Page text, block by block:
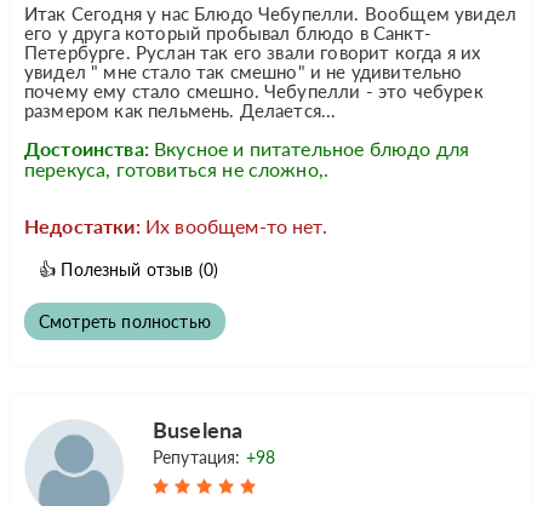
Итак Сегодня у нас Блюдо Чебупелли. Вообщем увидел
его у друга который пробывал блюдо в Санкт-
Петербурге. Руслан так его звали говорит когда я их
увидел " мне стало так смешно" и не удивительно
почему ему стало смешно. Чебупелли - это чебурек
размером как пельмень. Делается...
Достоинства: Вкусное и питательное блюдо для
перекуса, готовиться не сложно,.
Недостатки: Их вообщем-то нет.
👍 Полезный отзыв (0)
Смотреть полностью
Buselena
Репутация: +98